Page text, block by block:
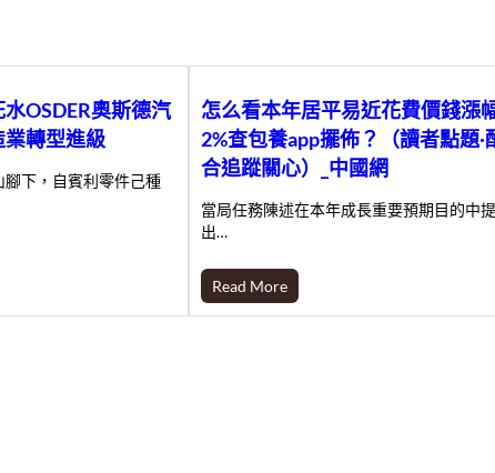
OSDER奧斯德汽
轉型進級
下，自賓利零件己種
怎么看本年居平易近花費價錢漲
2%查包養app擺佈？（讀者點題·
合追蹤關心）_中國網
當局任務陳述在本年成長重要預期目的中提
出…
Read More